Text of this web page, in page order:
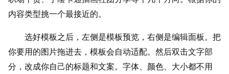
内容类型挑一个最接近的。
选好模板之后，左侧是模板预览，右侧是编辑面板。把
你要用的图片拖进去，模板会自动适配。然后双击文字部
分，改成你自己的标题和文案。字体、颜色、大小都不用